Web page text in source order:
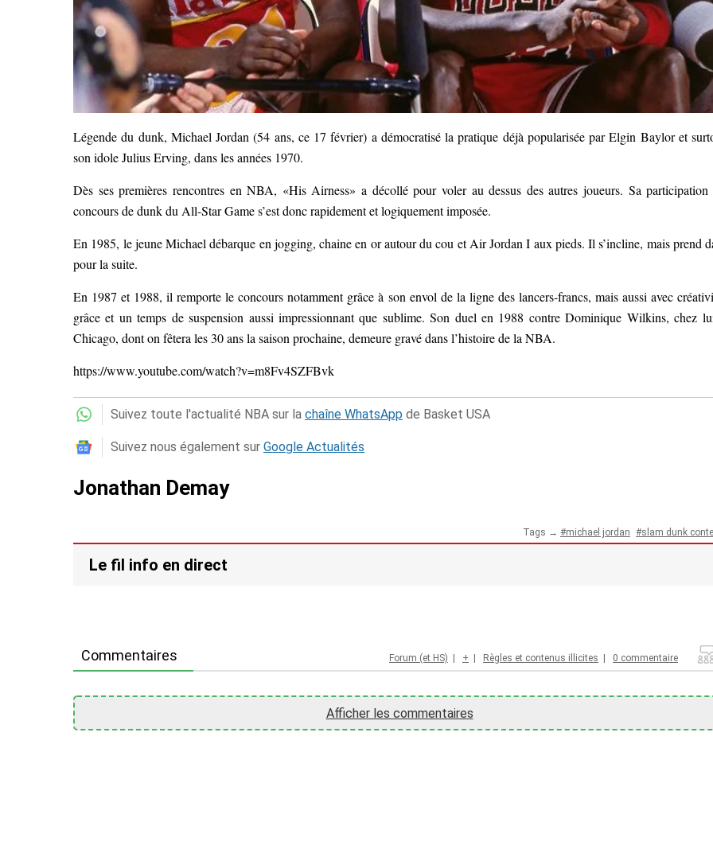
Légende du dunk, Michael Jordan (54 ans, ce 17 février) a démocratisé la pratique déjà popularisée par Elgin Baylor et
son idole Julius Erving, dans les années 1970.
Dès ses premières rencontres en NBA, «His Airness» a décollé pour voler au dessus des autres joueurs. Sa participation
concours de dunk du All-Star Game s’est donc rapidement et logiquement imposée.
En 1985, le jeune Michael débarque en jogging, chaine en or autour du cou et Air Jordan I aux pieds. Il s’incline, mais prend
pour la suite.
En 1987 et 1988, il remporte le concours notamment grâce à son envol de la ligne des lancers-francs, mais aussi avec
grâce et un temps de suspension aussi impressionnant que sublime. Son duel en 1988 contre Dominique Wilkins, chez
Chicago, dont on fêtera les 30 ans la saison prochaine, demeure gravé dans l’histoire de la NBA.
https://www.youtube.com/watch?v=m8Fv4SZFBvk
Suivez toute l'actualité NBA sur la chaîne WhatsApp de Basket USA
Suivez nous également sur Google Actualités
Jonathan Demay
Tags → michael jordan slam dunk
Le fil info en direct
Commentaires Forum (et HS) + Règles et contenus illicites 0 commentaire
Afficher les commentaires